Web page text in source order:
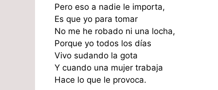
Pero eso a nadie le importa,
Es que yo para tomar
No me he robado ni una locha,
Porque yo todos los días
Vivo sudando la gota
Y cuando una mujer trabaja
Hace lo que le provoca.